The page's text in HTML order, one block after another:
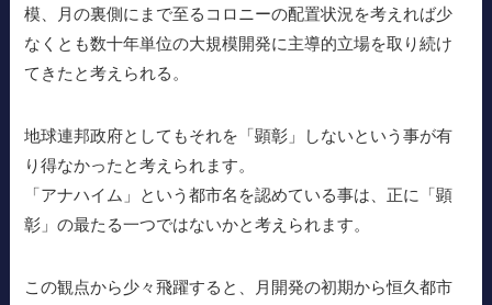
模、月の裏側にまで至るコロニーの配置状況を考えれば少
なくとも数十年単位の大規模開発に主導的立場を取り続け
てきたと考えられる。
地球連邦政府としてもそれを「顕彰」しないという事が有
り得なかったと考えられます。
「アナハイム」という都市名を認めている事は、正に「顕
彰」の最たる一つではないかと考えられます。
この観点から少々飛躍すると、月開発の初期から恒久都市